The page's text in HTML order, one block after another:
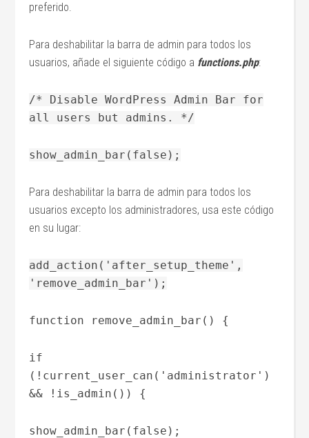
preferido.
Para deshabilitar la barra de admin para todos los
usuarios, añade el siguiente código a functions.php:
/* Disable WordPress Admin Bar for
all users but admins. */
show_admin_bar(false);
Para deshabilitar la barra de admin para todos los
usuarios excepto los administradores, usa este código
en su lugar:
add_action('after_setup_theme',
'remove_admin_bar');
function remove_admin_bar() {
if
(!current_user_can('administrator')
&& !is_admin()) {
show_admin_bar(false);